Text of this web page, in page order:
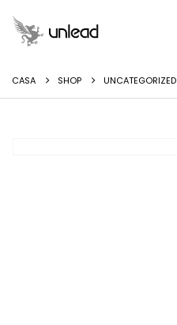
CASA SHOP UNCATEGORIZED